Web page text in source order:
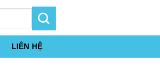
LIÊN HỆ